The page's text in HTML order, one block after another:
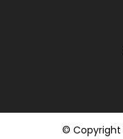
© Copyright